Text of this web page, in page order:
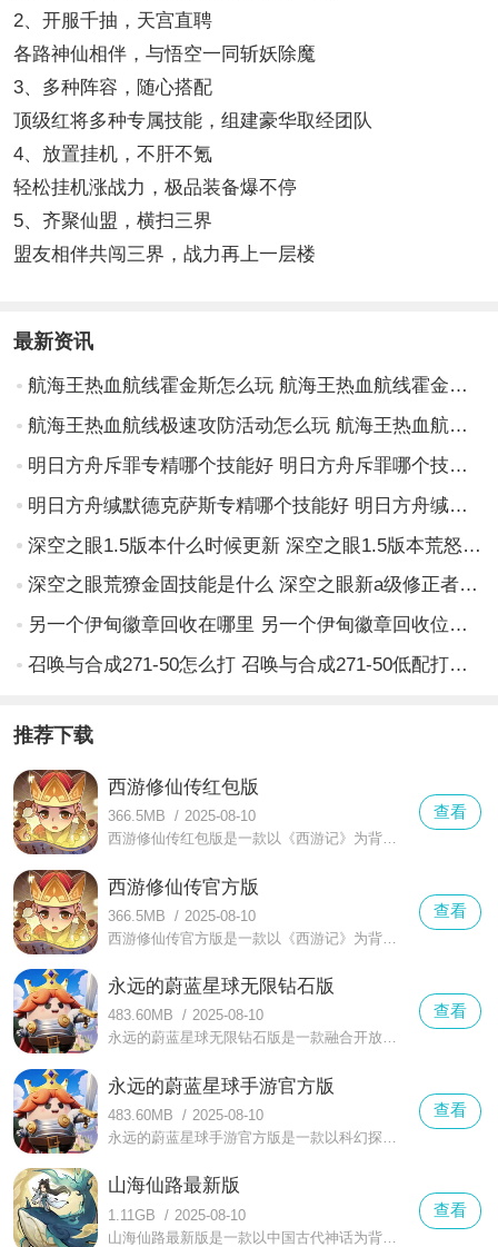
2、开服千抽，天宫直聘
各路神仙相伴，与悟空一同斩妖除魔
3、多种阵容，随心搭配
顶级红将多种专属技能，组建豪华取经团队
4、放置挂机，不肝不氪
轻松挂机涨战力，极品装备爆不停
5、齐聚仙盟，横扫三界
盟友相伴共闯三界，战力再上一层楼
最新资讯
航海王热血航线霍金斯怎么玩 航海王热血航线霍金斯连招技巧一览
航海王热血航线极速攻防活动怎么玩 航海王热血航线极速攻防活动介绍
明日方舟斥罪专精哪个技能好 明日方舟斥罪哪个技能值得专三
明日方舟缄默德克萨斯专精哪个技能好 明日方舟缄默德克萨斯技能专精推荐
深空之眼1.5版本什么时候更新 深空之眼1.5版本荒怒之决更新预告
深空之眼荒獠金固技能是什么 深空之眼新a级修正者荒獠金固介绍
另一个伊甸徽章回收在哪里 另一个伊甸徽章回收位置介绍
召唤与合成271-50怎么打 召唤与合成271-50低配打法攻略
推荐下载
西游修仙传红包版
366.5MB / 2025-08-10
西游修仙传红包版是一款以《西游记》为背景融合修仙元素的3DMMORPG手游，游戏以“玄奘取经”为主线，构建了一个开放的东方修仙世界。
查看
西游修仙传官方版
366.5MB / 2025-08-10
西游修仙传官方版是一款以《西游记》为背景融合修仙元素的MMORPG手游，通过创新玩法与经典IP的结合，为玩家呈现了一个充满东方玄幻色彩的开放世界。
查看
永远的蔚蓝星球无限钻石版
483.60MB / 2025-08-10
永远的蔚蓝星球无限钻石版是一款融合开放世界探索、策略塔防与生态养成的综合性科幻手游，游戏以人类派遣宇宙飞船寻找新家园为背景，玩家将扮演星际探险者，在名为“蔚蓝星球”的神秘天体上展开生存与进化之旅。
查看
永远的蔚蓝星球手游官方版
483.60MB / 2025-08-10
查看
山海仙路最新版
1.11GB / 2025-08-10
山海仙路最新版是一款以中国古代神话为背景的水墨国风修仙放置手游，游戏以“自由修仙”为核心理念，构建了一个融合山海经传说与仙侠文化的开放世界
查看